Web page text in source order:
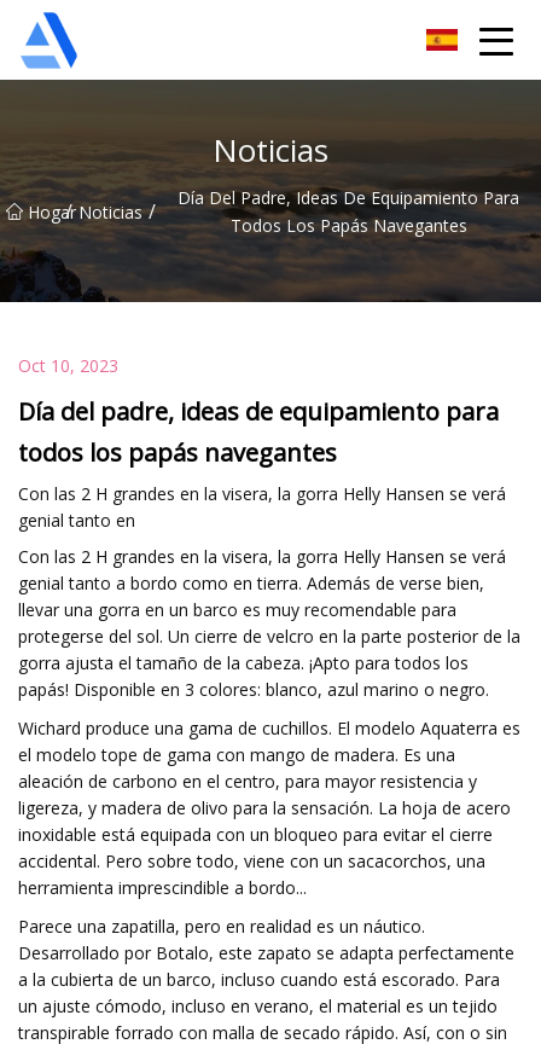
Noticias
Hogar
/ Noticias /
Día Del Padre, Ideas De Equipamiento Para
Todos Los Papás Navegantes
Oct 10, 2023
Día del padre, ideas de equipamiento para
todos los papás navegantes
Con las 2 H grandes en la visera, la gorra Helly Hansen se verá
genial tanto en
Con las 2 H grandes en la visera, la gorra Helly Hansen se verá
genial tanto a bordo como en tierra. Además de verse bien,
llevar una gorra en un barco es muy recomendable para
protegerse del sol. Un cierre de velcro en la parte posterior de la
gorra ajusta el tamaño de la cabeza. ¡Apto para todos los
papás! Disponible en 3 colores: blanco, azul marino o negro.
Wichard produce una gama de cuchillos. El modelo Aquaterra es
el modelo tope de gama con mango de madera. Es una
aleación de carbono en el centro, para mayor resistencia y
ligereza, y madera de olivo para la sensación. La hoja de acero
inoxidable está equipada con un bloqueo para evitar el cierre
accidental. Pero sobre todo, viene con un sacacorchos, una
herramienta imprescindible a bordo...
Parece una zapatilla, pero en realidad es un náutico.
Desarrollado por Botalo, este zapato se adapta perfectamente
a la cubierta de un barco, incluso cuando está escorado. Para
un ajuste cómodo, incluso en verano, el material es un tejido
transpirable forrado con malla de secado rápido. Así, con o sin